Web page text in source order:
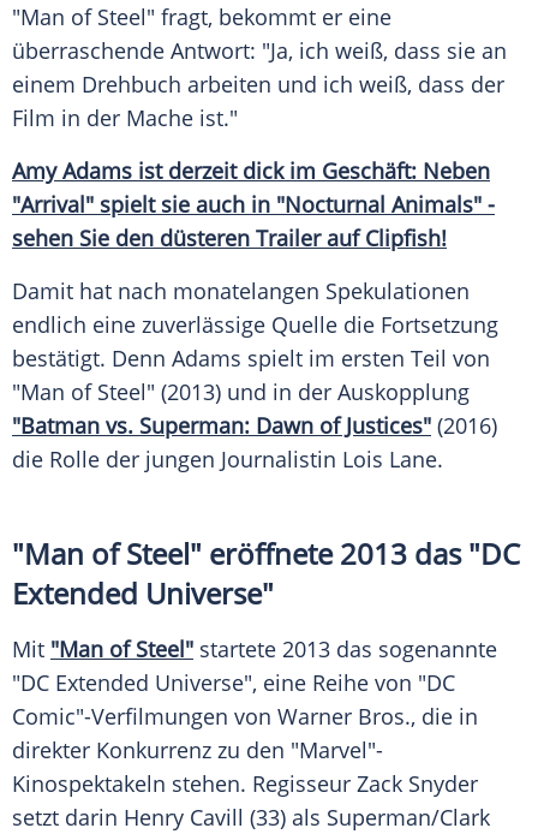
"Man of Steel" fragt, bekommt er eine
überraschende Antwort: "Ja, ich weiß, dass sie an
einem Drehbuch arbeiten und ich weiß, dass der
Film in der Mache ist."
Amy Adams ist derzeit dick im Geschäft: Neben
"Arrival" spielt sie auch in "Nocturnal Animals" -
sehen Sie den düsteren Trailer auf Clipfish!
Damit hat nach monatelangen Spekulationen
endlich eine zuverlässige Quelle die Fortsetzung
bestätigt. Denn Adams spielt im ersten Teil von
"Man of Steel" (2013) und in der Auskopplung
"Batman vs. Superman: Dawn of Justices" (2016)
die Rolle der jungen Journalistin Lois Lane.
"Man of Steel" eröffnete 2013 das "DC
Extended Universe"
Mit "Man of Steel" startete 2013 das sogenannte
"DC Extended Universe", eine Reihe von "DC
Comic"-Verfilmungen von Warner Bros., die in
direkter Konkurrenz zu den "Marvel"-
Kinospektakeln stehen. Regisseur Zack Snyder
setzt darin Henry Cavill (33) als Superman/Clark